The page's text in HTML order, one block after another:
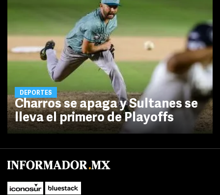
DEPORTES
Charros se apaga y Sultanes se
lleva el primero de Playoffs